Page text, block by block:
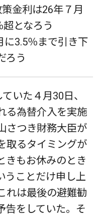
金利は26年７月
となろう
に3.5％まで引き下
ろう
いた４月30日、
る為替介入を実施
さつき財務大臣が
取るタイミングが
きもお休みのとき
うことだけ申し上
れは最後の避難勧
告をしていた。そ